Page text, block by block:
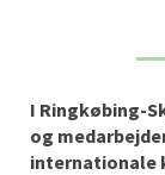
I Ringkøbing-
og
internationale